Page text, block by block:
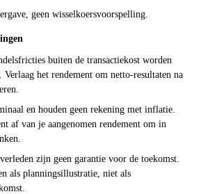
geen wisselkoersvoorspelling.
buiten de transactiekost worden
Verlaag het rendement om netto-resultaten na
en houden geen rekening met inflatie.
af van je aangenomen rendement om in
zijn geen garantie voor de toekomst.
als planningsillustratie, niet als